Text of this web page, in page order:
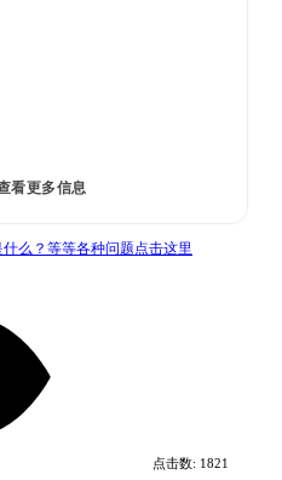
Worlds 2》由Obsidian
奖项的第一人称科幻
看更多信息
么？等等各种问题点击这里
点击数: 1821